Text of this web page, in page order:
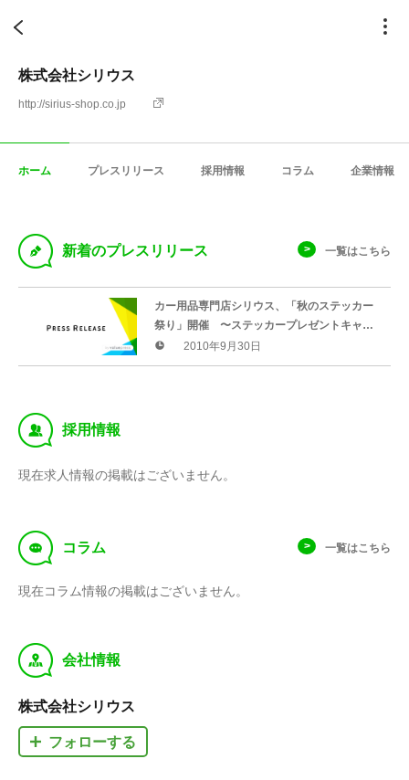
株式会社シリウス
http://sirius-shop.co.jp
ホーム プレスリリース 採用情報 コラム 企業情報
D 新着のプレスリリース 一覧はこちら
カー用品専門店シリウス、「秋のステッカー
祭り」開催 〜ステッカープレゼントキャン
ペーン〜2010年9月30日
‰ 採用情報
現在求人情報の掲載はございません。
f コラム 一覧はこちら
現在コラム情報の掲載はございません。
y 会社情報
株式会社シリウス
フォローする